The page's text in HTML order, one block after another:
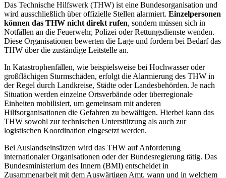
Das Technische Hilfswerk (THW) ist eine Bundesorganisation und
wird ausschließlich über offizielle Stellen alarmiert. Einzelpersonen
können das THW nicht direkt rufen, sondern müssen sich in
Notfällen an die Feuerwehr, Polizei oder Rettungsdienste wenden.
Diese Organisationen bewerten die Lage und fordern bei Bedarf das
THW über die zuständige Leitstelle an.
In Katastrophenfällen, wie beispielsweise bei Hochwasser oder
großflächigen Sturmschäden, erfolgt die Alarmierung des THW in
der Regel durch Landkreise, Städte oder Landesbehörden. Je nach
Situation werden einzelne Ortsverbände oder überregionale
Einheiten mobilisiert, um gemeinsam mit anderen
Hilfsorganisationen die Gefahren zu bewältigen. Hierbei kann das
THW sowohl zur technischen Unterstützung als auch zur
logistischen Koordination eingesetzt werden.
Bei Auslandseinsätzen wird das THW auf Anforderung
internationaler Organisationen oder der Bundesregierung tätig. Das
Bundesministerium des Innern (BMI) entscheidet in
Zusammenarbeit mit dem Auswärtigen Amt, wann und in welchem